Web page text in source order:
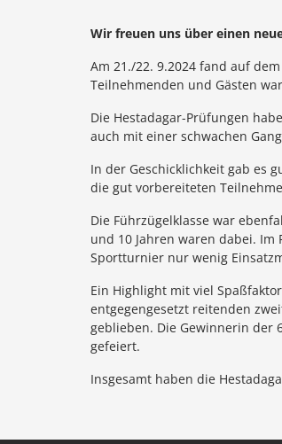
Wir freuen uns über einen
Am 21./22. 9.2024 fand auf
Teilnehmenden und Gästen
Die Hestadagar-Prüfungen
auch mit einer schwachen
In der Geschicklichkeit gab es
die gut vorbereiteten
Die Führzügelklasse war
und 10 Jahren waren dabei.
Sportturnier nur wenig
Ein Highlight mit viel
entgegengesetzt reitenden
geblieben. Die Gewinnerin der
gefeiert.
Insgesamt haben die